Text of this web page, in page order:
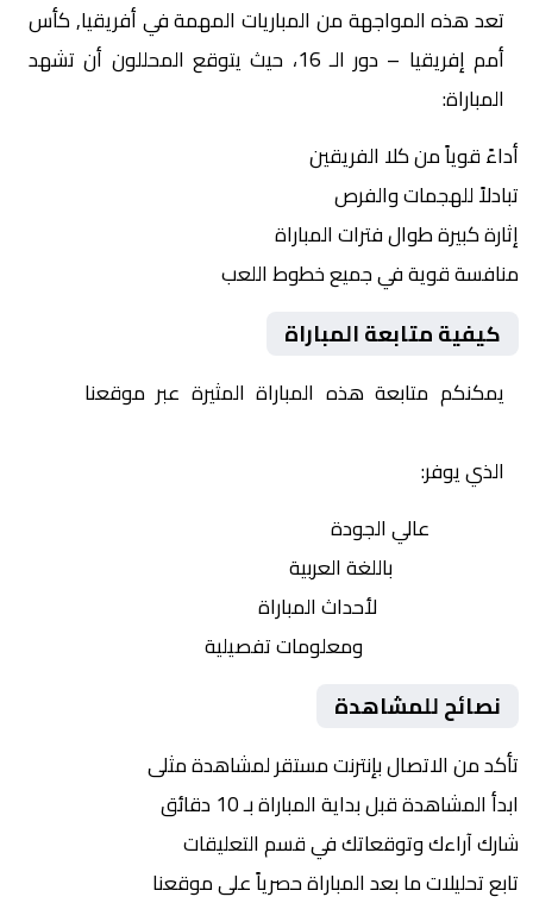
تعد هذه المواجهة من المباريات المهمة في أفريقيا, كأس
أمم إفريقيا – دور الـ 16، حيث يتوقع المحللون أن تشهد
المباراة:
أداءً قوياً من كلا الفريقين
تبادلاً للهجمات والفرص
إثارة كبيرة طوال فترات المباراة
منافسة قوية في جميع خطوط اللعب
كيفية متابعة المباراة
يمكنكم متابعة هذه المباراة المثيرة عبر موقعنا
الذي يوفر:
عالي الجودة
باللغة العربية
لأحداث المباراة
ومعلومات تفصيلية
نصائح للمشاهدة
تأكد من الاتصال بإنترنت مستقر لمشاهدة مثلى
ابدأ المشاهدة قبل بداية المباراة بـ 10 دقائق
شارك آراءك وتوقعاتك في قسم التعليقات
تابع تحليلات ما بعد المباراة حصرياً على موقعنا